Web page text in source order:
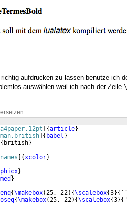
aufdrucken zu lassen benutze ich
auswählen weil ich nach der Zeile
a4paper,12pt {article}
{ babel }
{ british}
{xcolor}
}
}
{\makebox(25,-22) {\scalebox{3}{ ``
{\makebox(25,-22) {\scalebox{3}{